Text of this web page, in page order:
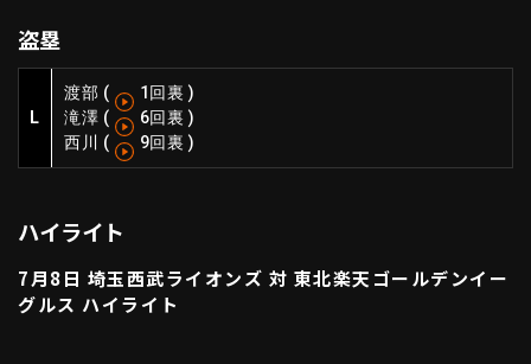
盗塁
L
渡部 ( 1回裏 )
滝澤 ( 6回裏 )
西川
( 9回裏 )
ハイライト
7月8日 埼玉西武ライオンズ 対 東北楽天ゴールデンイー
グルス ハイライト